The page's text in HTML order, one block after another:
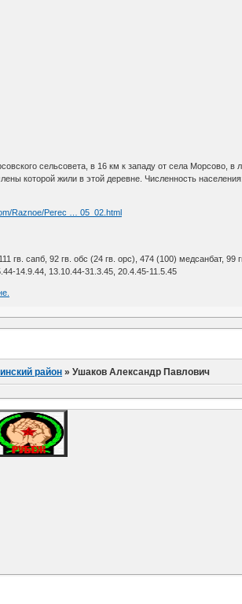
сельсовета, в 16 км к западу от села Морсово,
которой жили в этой деревне. Численность
Raznoe/Perec … 05_02.html
гв. сапб, 92 гв. обс (24 гв. орс), 474 (100) медсанбат,
14.9.44, 13.10.44-31.3.45, 20.4.45-11.5.45
район »Ушаков Александр Павлович